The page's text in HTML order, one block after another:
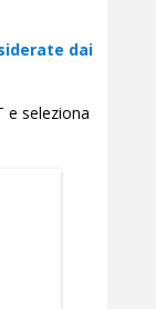
dai
e seleziona